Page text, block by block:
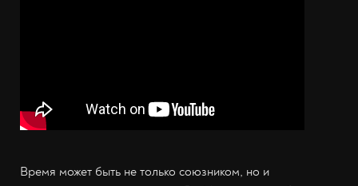
Время может быть не только союзником, но и